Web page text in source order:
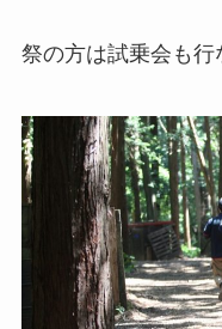
祭の方は試乗会も行